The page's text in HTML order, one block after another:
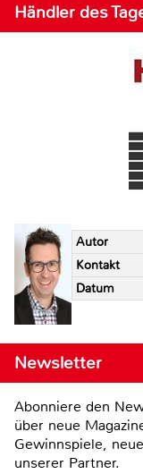
Händler des
Autor
Kontakt
Datum
Newsletter
Abonniere den
über neue
Gewinnspiele,
unserer Partner.